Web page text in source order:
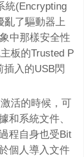
統(Encrypting
亂了驅動器上
中那樣安全性
板的Trusted P
插入的USB閃
活的時候，可
和系統文件、
程自身也受Bit
個人導入文件